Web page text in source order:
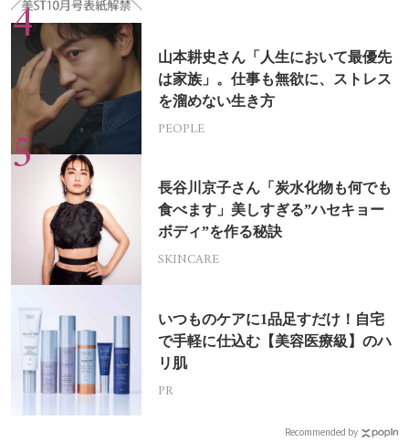
山本耕史さん「人生において最優先
は家族」。仕事も無欲に、ストレス
を溜めない生き方
PEOPLE
長谷川京子さん「炭水化物も何でも
食べます」美しすぎる”ハセキョー
ボディ”を作る秘訣
SKINCARE
いつものケアに1品足すだけ！自宅
で手軽に仕込む【美容医療級】のハ
リ肌
PR
Recommended by